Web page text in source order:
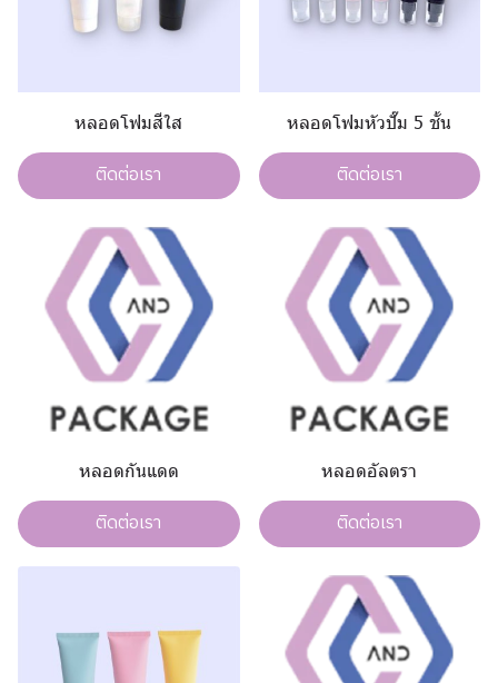
หลอดโฟมสีใส
ติดต่อเรา
หลอดโฟมหัวปั๊ม 5 ชั้น
ติดต่อเรา
หลอดกันแดด
ติดต่อเรา
หลอดอัลตรา
ติดต่อเรา